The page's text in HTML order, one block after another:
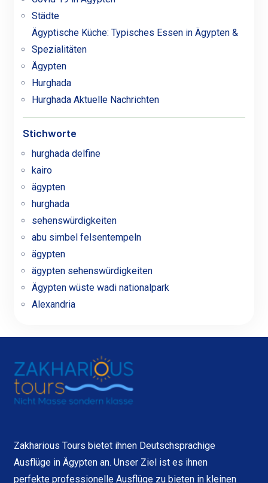
Städte
Ägyptische Küche: Typisches Essen in Ägypten &
Spezialitäten
Ägypten
Hurghada
Hurghada Aktuelle Nachrichten
Stichworte
hurghada delfine
kairo
ägypten
hurghada
sehenswürdigkeiten
abu simbel felsentempeln
ägypten
ägypten sehenswürdigkeiten
Ägypten wüste wadi nationalpark
Alexandria
Zakharious Tours bietet ihnen Deutschsprachige
Ausflüge in Ägypten an. Unser Ziel ist es ihnen
perfekte professionelle Ausflüge zu bieten in kleinen